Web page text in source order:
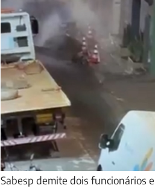
Sabesp demite dois funcionários